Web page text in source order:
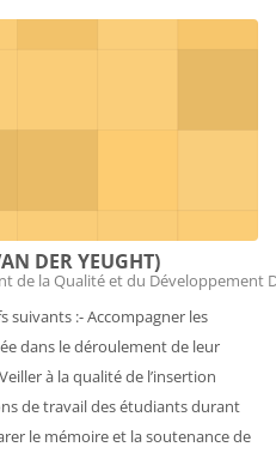
DER YEUGHT)
de la Qualité et du Développement
suivants :- Accompagner les
dans le déroulement de leur
à la qualité de l’insertion
de travail des étudiants durant
le mémoire et la soutenance de